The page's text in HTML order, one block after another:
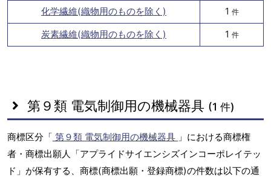
化学繊維(織物用のものを除く)
1 件
炭素繊維(織物用のものを除く) 1 件
第９類 電気制御用の機械器具 (1 件)
商標区分「 第９類 電気制御用の機械器具 」における商標権
者・商標出願人「アプライドサイエンシズインコーポレイテッ
ド」が保有する、商標(商標出願・登録商標)の件数は以下の通